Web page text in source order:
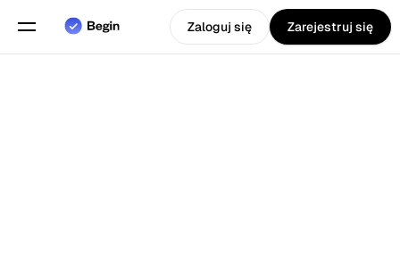
Zaloguj się Zarejestruj się